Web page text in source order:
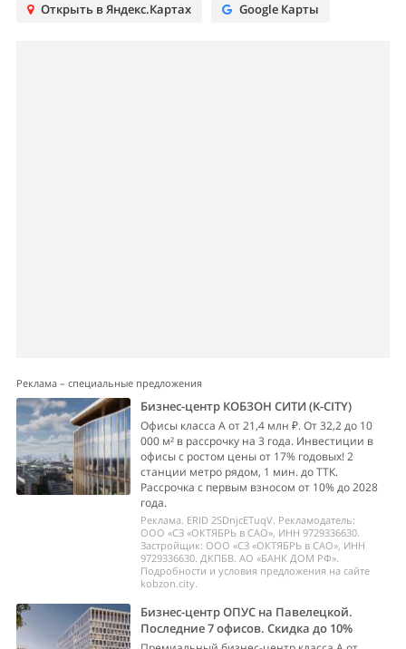
Открыть в Яндекс.Картах Google Карты
Реклама – специальные предложения
Бизнес-центр КОБЗОН СИТИ (K-CITY)
Офисы класса А от 21,4 млн ₽. От 32,2 до 10
000 м² в рассрочку на 3 года. Инвестиции в
офисы с ростом цены от 17% годовых! 2
станции метро рядом, 1 мин. до ТТК.
Рассрочка с первым взносом от 10% до 2028
года.
Реклама. ERID 2SDnjcETuqV. Рекламодатель:
ООО «СЗ «ОКТЯБРЬ в САО», ИНН 9729336630.
Застройщик: ООО «СЗ «ОКТЯБРЬ в САО», ИНН
9729336630. ДКПБВ. АО «БАНК ДОМ РФ».
Подробности и условия предложения на сайте
kobzon.city.
Бизнес-центр ОПУС на Павелецкой.
Последние 7 офисов. Скидка до 10%